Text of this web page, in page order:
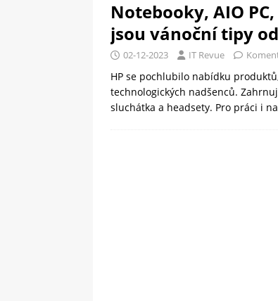
Notebooky, AIO
jsou vánoční tipy
02-12-2023 IT Revue
HP se pochlubilo nabídku
technologických nadšenců.
sluchátka a headsety. Pro práci i